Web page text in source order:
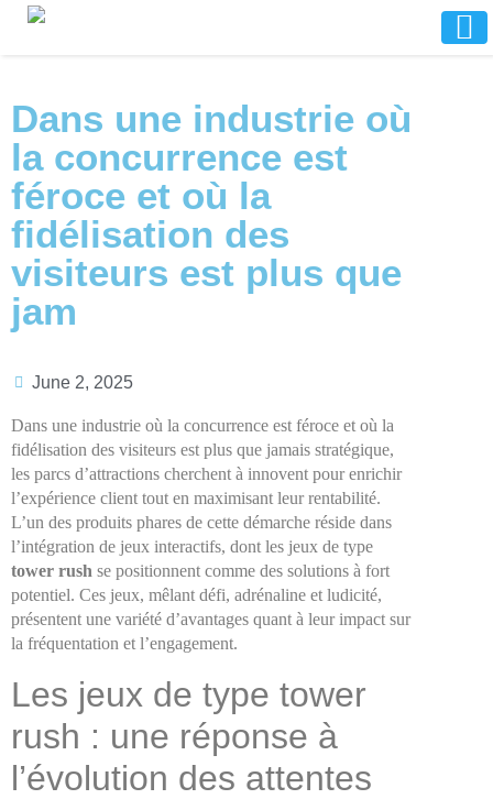
Dans une industrie où
la concurrence est
féroce et où la
fidélisation des
visiteurs est plus que
jam
June 2, 2025
Dans une industrie où la concurrence est féroce et où la
fidélisation des visiteurs est plus que jamais stratégique,
les parcs d’attractions cherchent à innovent pour enrichir
l’expérience client tout en maximisant leur rentabilité.
L’un des produits phares de cette démarche réside dans
l’intégration de jeux interactifs, dont les jeux de type
tower rush se positionnent comme des solutions à fort
potentiel. Ces jeux, mêlant défi, adrénaline et ludicité,
présentent une variété d’avantages quant à leur impact sur
la fréquentation et l’engagement.
Les jeux de type tower
rush : une réponse à
l’évolution des attentes